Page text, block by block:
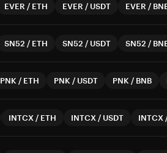
EVER / ETH EVER / USDT EVER /
SN52 / ETH SN52 / USDT SN52 /
PNK / ETH PNK / USDT PNK / BNB
INTCX / ETH INTCX / USDT INTCX